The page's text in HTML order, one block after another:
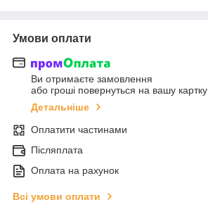
Умови оплати
Ви отримаєте замовлення
або гроші повернуться на вашу картку
Детальніше
Оплатити частинами
Післяплата
Оплата на рахунок
Всі умови оплати